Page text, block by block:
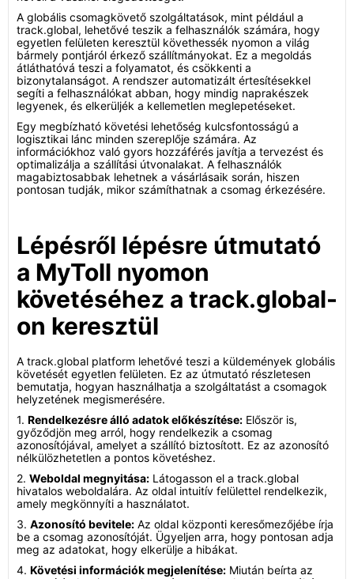
A globális csomagkövető szolgáltatások, mint például a
track.global, lehetővé teszik a felhasználók számára, hogy
egyetlen felületen keresztül követhessék nyomon a világ
bármely pontjáról érkező szállítmányokat. Ez a megoldás
átláthatóvá teszi a folyamatot, és csökkenti a
bizonytalanságot. A rendszer automatizált értesítésekkel
segíti a felhasználókat abban, hogy mindig naprakészek
legyenek, és elkerüljék a kellemetlen meglepetéseket.
Egy megbízható követési lehetőség kulcsfontosságú a
logisztikai lánc minden szereplője számára. Az
információkhoz való gyors hozzáférés javítja a tervezést és
optimalizálja a szállítási útvonalakat. A felhasználók
magabiztosabbak lehetnek a vásárlásaik során, hiszen
pontosan tudják, mikor számíthatnak a csomag érkezésére.
Lépésről lépésre útmutató
a MyToll nyomon
követéséhez a track.global-
on keresztül
A track.global platform lehetővé teszi a küldemények globális
követését egyetlen felületen. Ez az útmutató részletesen
bemutatja, hogyan használhatja a szolgáltatást a csomagok
helyzetének megismerésére.
1. Rendelkezésre álló adatok előkészítése: Először is,
győződjön meg arról, hogy rendelkezik a csomag
azonosítójával, amelyet a szállító biztosított. Ez az azonosító
nélkülözhetetlen a pontos követéshez.
2. Weboldal megnyitása: Látogasson el a track.global
hivatalos weboldalára. Az oldal intuitív felülettel rendelkezik,
amely megkönnyíti a használatot.
3. Azonosító bevitele: Az oldal központi keresőmezőjébe írja
be a csomag azonosítóját. Ügyeljen arra, hogy pontosan adja
meg az adatokat, hogy elkerülje a hibákat.
4. Követési információk megjelenítése: Miután beírta az